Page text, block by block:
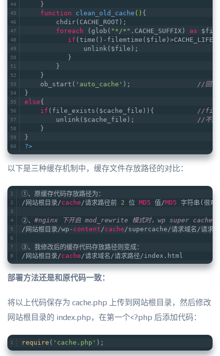
    }
function
clean_old_cache () {
        chdir(CACHE_ROOT);
foreach (glob( "*/*" .CACHE_SUFFIX) as
if (time()-
               unlink($file);
           }
        }
    }
    ob_start(
'auto_cache' ); //回调
}
else{
if (file_exists($cache_file)){ //
        unlink($cache_file);
//不是
    }
}
?>
以下是三种缓存机制中，缓存文件存放路径的对比：
①、原缓存代码存放路径为：
/网站根目录/cache/请求路径前 2 位 MD5 值/MD5 字符串(很难
②、 #nginx 下开启 mod_rewrite 模式时，wp super cache 的
/网站根目录/wp- content/cache/supercache/请求域名/请求
③、我修改后的缓存代码存放路径则变成：
/网站根目录/cache/请求域名/请求路径/index.html
部署方法还是和原代码一致：
将以上代码保存为 cache.php 上传到网站根目录，然后修改
网站根目录的 index.php，在第一个<?php 后添加代码：
require ( 'cache.php' );